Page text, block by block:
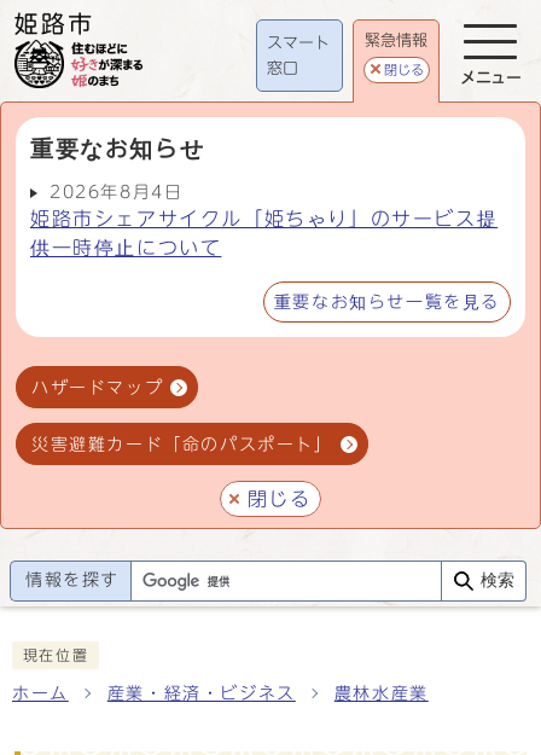
スマート
窓口
緊急情報
閉じる
重要なお知らせ
2026年8月4日
姫路市シェアサイクル「姫ちゃり」のサービス提
供一時停止について
重要なお知らせ一覧を見る
ハザードマップ
災害避難カード「命のパスポート」
閉じる
メニュー
情報を探す 検索
現在位置
ホーム 産業・経済・ビジネス 農林水産業